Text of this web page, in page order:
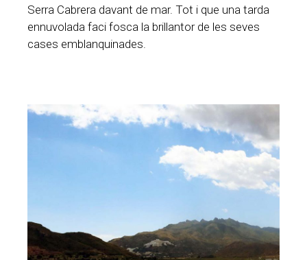
Serra Cabrera davant de mar. Tot i que una tarda
ennuvolada faci fosca la brillantor de les seves
cases emblanquinades.